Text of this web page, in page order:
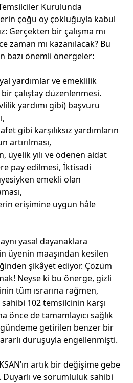
Kurulunda
çoğu oy çokluğuyla kabul
Gerçekten bir çalışma mı
zaman mı kazanılacak? Bu
bazı önemli önergeler:
yardımlar ve emeklilik
bir çalıştay düzenlenmesi.
yardımı gibi) başvuru
gibi karşılıksız yardımların
artırılması,
üyelik yılı ve ödenen aidat
pay edilmesi, İktisadi
emekli olan
erişimine uygun hâle
yasal dayanaklara
üyenin maaşından kesilen
şikâyet ediyor. Çözüm
Neyse ki bu önerge, gizli
tüm ısrarına rağmen,
102 temsilcinin karşı
önce de tamamlayıcı sağlık
getirilen benzer bir
duruşuyla engellenmişti.
artık bir değişime gebe
ve sorumluluk sahibi